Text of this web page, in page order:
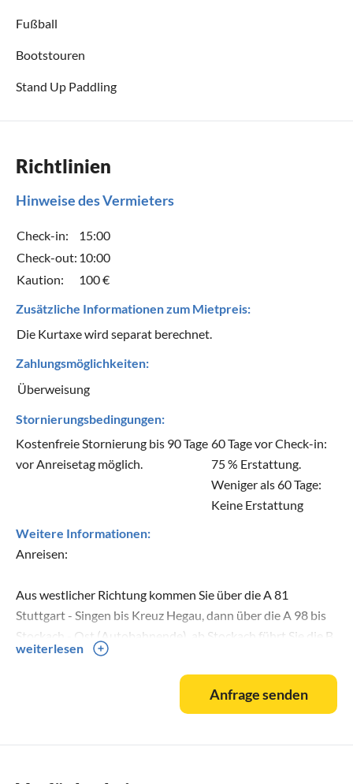
Fußball
Bootstouren
Stand Up Paddling
Richtlinien
Hinweise des Vermieters
Check-in:
15:00
Check-out: 10:00
Kaution:
100 €
Zusätzliche Informationen zum Mietpreis:
Die Kurtaxe wird separat berechnet.
Zahlungsmöglichkeiten:
Überweisung
Stornierungsbedingungen:
Kostenfreie Stornierung bis 90 Tage
vor Anreisetag möglich.
60 Tage vor Check-in:
75 % Erstattung.
Weniger als 60 Tage:
Keine Erstattung
Weitere Informationen:
Anreisen:
Aus westlicher Richtung kommen Sie über die A 81
Stuttgart - Singen bis Kreuz Hegau, dann über die A 98 bis
Stockach - Ost (Autobahnende), ab Stockach führt Sie die B
31 Richtung Lindau über Meersburg - Friedrichshafen -
Aus östlicher Richtung kommen Sie über die A 96 Ulm -
weiterlesen
Anfrage senden